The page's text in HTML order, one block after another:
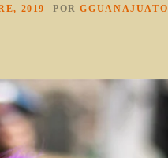
2019 POR GGUANAJUATO